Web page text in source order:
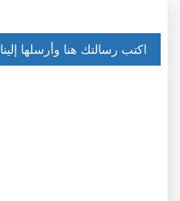
اكتب رسالتك هنا وأرسلها إلينا